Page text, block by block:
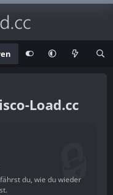
Load.cc
du, wie du wieder
🔒